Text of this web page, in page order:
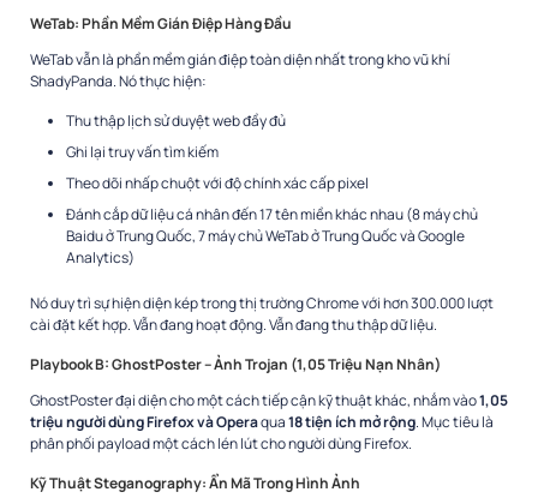
WeTab: Phần Mềm Gián Điệp Hàng Đầu
WeTab vẫn là phần mềm gián điệp toàn diện nhất trong kho vũ khí
ShadyPanda. Nó thực hiện:​
Thu thập lịch sử duyệt web đầy đủ
Ghi lại truy vấn tìm kiếm
Theo dõi nhấp chuột với độ chính xác cấp pixel
Đánh cắp dữ liệu cá nhân đến 17 tên miền khác nhau (8 máy chủ
Baidu ở Trung Quốc, 7 máy chủ WeTab ở Trung Quốc và Google
Analytics)​
Nó duy trì sự hiện diện kép trong thị trường Chrome với hơn 300.000 lượt
cài đặt kết hợp. Vẫn đang hoạt động. Vẫn đang thu thập dữ liệu.​
Playbook B: GhostPoster – Ảnh Trojan (1,05 Triệu Nạn Nhân)
GhostPoster đại diện cho một cách tiếp cận kỹ thuật khác, nhắm vào1,05
triệu người dùng Firefox và Operaqua18 tiện ích mở rộng. Mục tiêu là
phân phối payload một cách lén lút cho người dùng Firefox.​
Kỹ Thuật Steganography: Ẩn Mã Trong Hình Ảnh